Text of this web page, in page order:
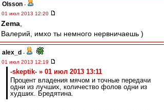
Olsson -
01 июл 2013 12:20
Zema
Валерий, имхо ты немного нервничаешь )
alex_d -
01 июл 2013 12:19
-skeptik- » 01 июл 2013 13:11
Процент владения мячом и точные передачи
одни из лучших, количество фолов одни из
худших. Бредятина.